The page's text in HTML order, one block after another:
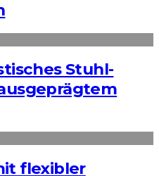
Stuhl-
flexibler